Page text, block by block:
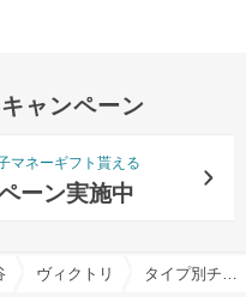
ャンペーン
マネーギフト貰える
ーン実施中
の結婚式場一覧
ヴィクトリアガーデン恵比